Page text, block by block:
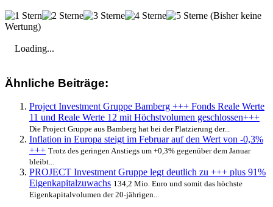
(Bisher keine
Wertung)
Loading...
Ähnliche Beiträge:
Project Investment Gruppe Bamberg +++ Fonds Reale Werte
11 und Reale Werte 12 mit Höchstvolumen geschlossen+++
Die Project Gruppe aus Bamberg hat bei der Platzierung der...
Inflation in Europa steigt im Februar auf den Wert von -0,3%
+++ Trotz des geringen Anstiegs um +0,3% gegenüber dem Januar
bleibt...
PROJECT Investment Gruppe legt deutlich zu +++ plus 91%
Eigenkapitalzuwachs 134,2 Mio. Euro und somit das höchste
Eigenkapitalvolumen der 20-jährigen...